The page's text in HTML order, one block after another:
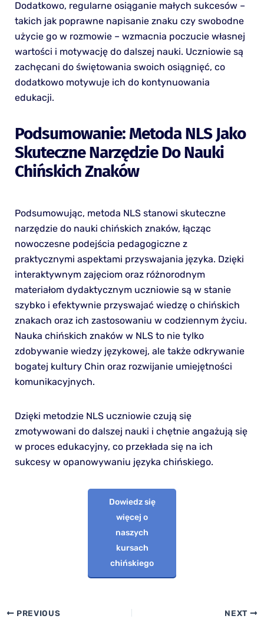
Dodatkowo, regularne osiąganie małych sukcesów –
takich jak poprawne napisanie znaku czy swobodne
użycie go w rozmowie – wzmacnia poczucie własnej
wartości i motywację do dalszej nauki. Uczniowie są
zachęcani do świętowania swoich osiągnięć, co
dodatkowo motywuje ich do kontynuowania
edukacji.
Podsumowanie: Metoda NLS Jako
Skuteczne Narzędzie Do Nauki
Chińskich Znaków
Podsumowując, metoda NLS stanowi skuteczne
narzędzie do nauki chińskich znaków, łącząc
nowoczesne podejścia pedagogiczne z
praktycznymi aspektami przyswajania języka. Dzięki
interaktywnym zajęciom oraz różnorodnym
materiałom dydaktycznym uczniowie są w stanie
szybko i efektywnie przyswajać wiedzę o chińskich
znakach oraz ich zastosowaniu w codziennym życiu.
Nauka chińskich znaków w NLS to nie tylko
zdobywanie wiedzy językowej, ale także odkrywanie
bogatej kultury Chin oraz rozwijanie umiejętności
komunikacyjnych.
Dzięki metodzie NLS uczniowie czują się
zmotywowani do dalszej nauki i chętnie angażują się
w proces edukacyjny, co przekłada się na ich
sukcesy w opanowywaniu języka chińskiego.
Dowiedz się
więcej o
naszych
kursach
chińskiego
PREVIOUS NEXT